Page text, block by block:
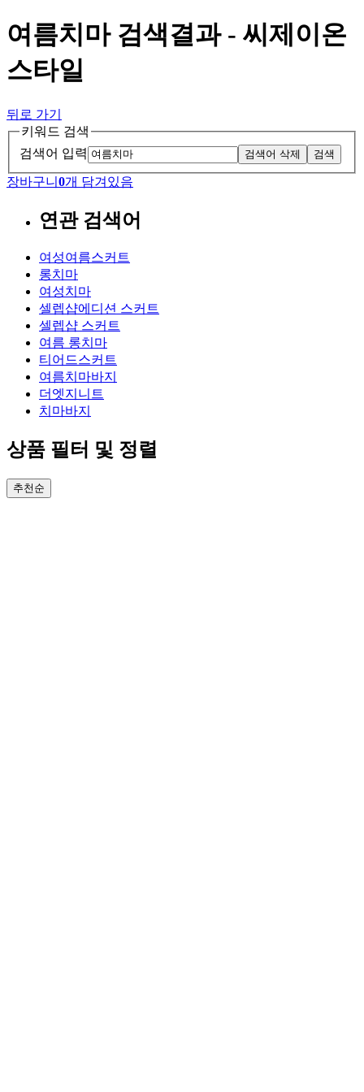
여름치마 검색결과 - 씨제이온
스타일
뒤로 가기
키워드 검색
검색어 입력
검색어 삭제 검색
장바구니 0개 담겨있음
연관 검색어
여성여름스커트
롱치마
여성치마
셀렙샵에디션 스커트
셀렙샵 스커트
여름 롱치마
티어드스커트
여름치마바지
더엣지니트
치마바지
상품 필터 및 정렬
추천순